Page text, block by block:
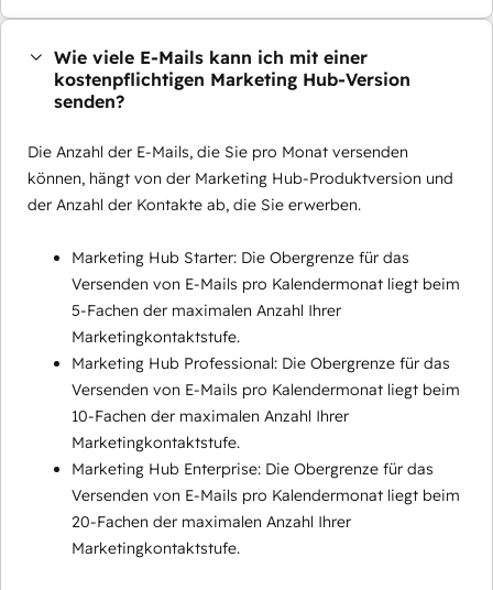
Wie viele E-Mails kann ich mit einer
kostenpflichtigen Marketing Hub-Version
senden?
Die Anzahl der E-Mails, die Sie pro Monat versenden
können, hängt von der Marketing Hub-Produktversion und
der Anzahl der Kontakte ab, die Sie erwerben.
Marketing Hub Starter: Die Obergrenze für das
Versenden von E-Mails pro Kalendermonat liegt beim
5-Fachen der maximalen Anzahl Ihrer
Marketingkontaktstufe.
Marketing Hub Professional: Die Obergrenze für das
Versenden von E-Mails pro Kalendermonat liegt beim
10-Fachen der maximalen Anzahl Ihrer
Marketingkontaktstufe.
Marketing Hub Enterprise: Die Obergrenze für das
Versenden von E-Mails pro Kalendermonat liegt beim
20-Fachen der maximalen Anzahl Ihrer
Marketingkontaktstufe.